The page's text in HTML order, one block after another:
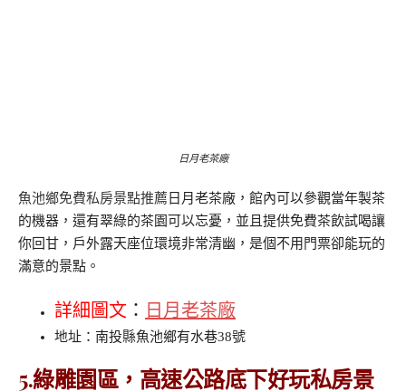
日月老茶廠
魚池鄉免費私房景點推薦 日月老茶廠，館內可以參觀當年製茶
的機器，還有翠綠的茶園可以忘憂，並且提供免費茶飲試喝讓
你回甘，戶外露天座位環境非常清幽，是個不用門票卻能玩的
滿意的景點。
詳細圖文 ： 日月老茶廠
地址：南投縣魚池鄉有水巷38號
5.綠雕園區，高速公路底下好玩私房景